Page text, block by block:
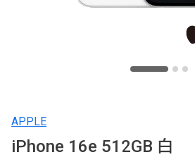
APPLE
iPhone 16e 512GB 白